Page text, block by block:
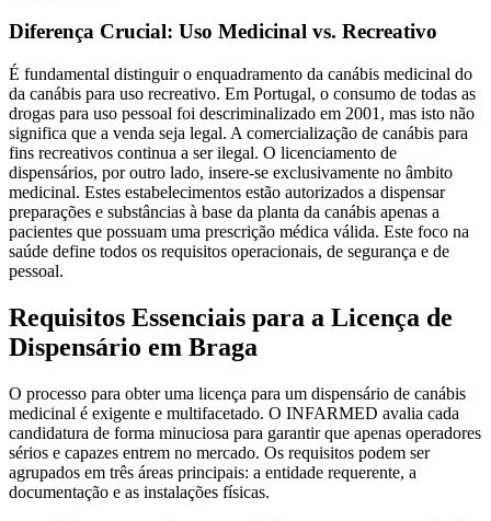
Diferença Crucial: Uso Medicinal vs. Recreativo
É fundamental distinguir o enquadramento da canábis medicinal do
da canábis para uso recreativo. Em Portugal, o consumo de todas as
drogas para uso pessoal foi descriminalizado em 2001, mas isto não
significa que a venda seja legal. A comercialização de canábis para
fins recreativos continua a ser ilegal. O licenciamento de
dispensários, por outro lado, insere-se exclusivamente no âmbito
medicinal. Estes estabelecimentos estão autorizados a dispensar
preparações e substâncias à base da planta da canábis apenas a
pacientes que possuam uma prescrição médica válida. Este foco na
saúde define todos os requisitos operacionais, de segurança e de
pessoal.
Requisitos Essenciais para a Licença de
Dispensário em Braga
O processo para obter uma licença para um dispensário de canábis
medicinal é exigente e multifacetado. O INFARMED avalia cada
candidatura de forma minuciosa para garantir que apenas operadores
sérios e capazes entrem no mercado. Os requisitos podem ser
agrupados em três áreas principais: a entidade requerente, a
documentação e as instalações físicas.